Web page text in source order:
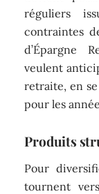
réguliers
contraintes
d’Épargne
veulent
retraite, en
pour les
Produits
Pour
tournent